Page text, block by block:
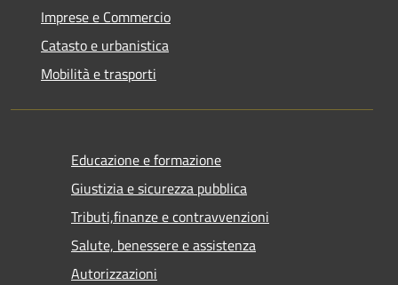
Imprese e Commercio
Catasto e urbanistica
Mobilità e trasporti
Educazione e formazione
Giustizia e sicurezza pubblica
Tributi,finanze e contravvenzioni
Salute, benessere e assistenza
Autorizzazioni